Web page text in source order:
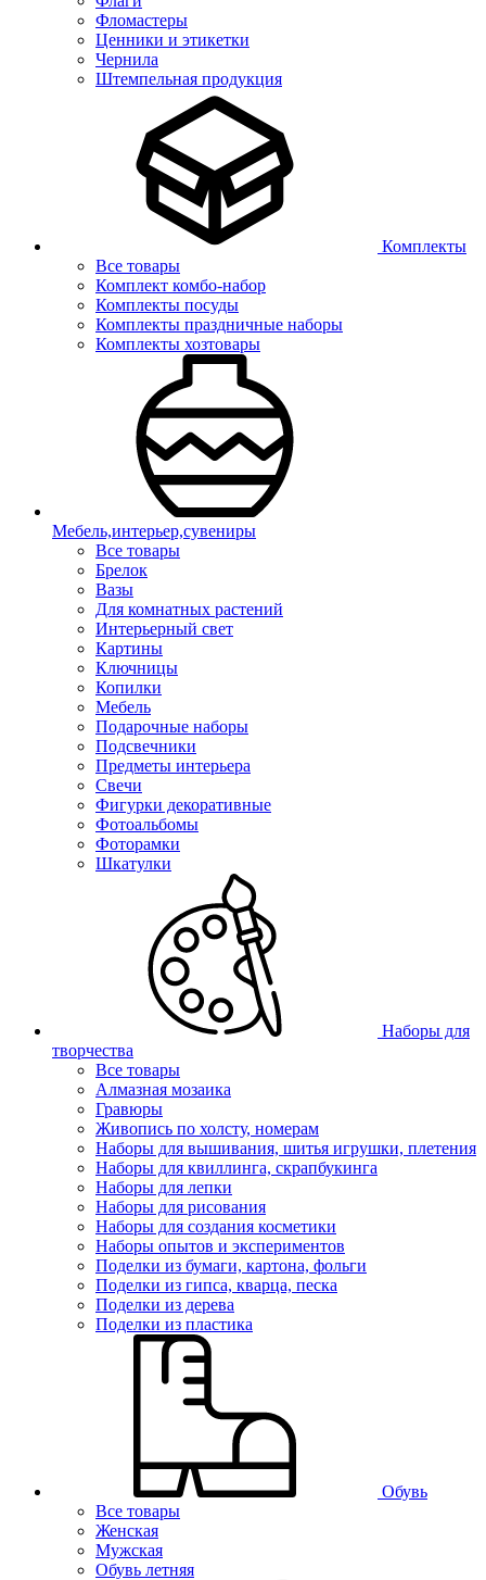
Фломастеры
Ценники и этикетки
Чернила
Штемпельная продукция
Комплекты
Все товары
Комплект комбо-набор
Комплекты посуды
Комплекты праздничные наборы
Комплекты хозтовары
Мебель,интерьер,сувениры
Все товары
Брелок
Вазы
Для комнатных растений
Интерьерный свет
Картины
Ключницы
Копилки
Мебель
Подарочные наборы
Подсвечники
Предметы интерьера
Свечи
Фигурки декоративные
Фотоальбомы
Фоторамки
Шкатулки
Наборы для
творчества
Все товары
Алмазная мозаика
Гравюры
Живопись по холсту, номерам
Наборы для вышивания, шитья игрушки, плетения
Наборы для квиллинга, скрапбукинга
Наборы для лепки
Наборы для рисования
Наборы для создания косметики
Наборы опытов и экспериментов
Поделки из бумаги, картона, фольги
Поделки из гипса, кварца, песка
Поделки из дерева
Поделки из пластика
Обувь
Все товары
Женская
Мужская
Обувь летняя